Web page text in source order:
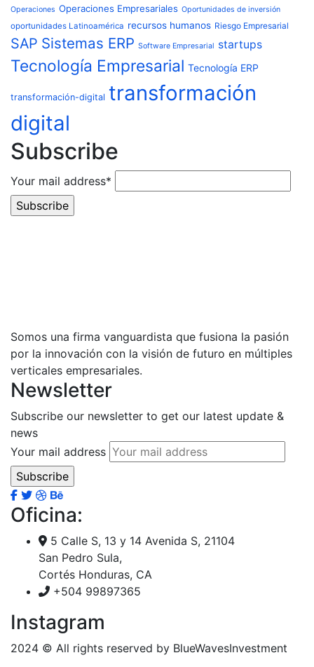
Operaciones Operaciones Empresariales Oportunidades de inversión
oportunidades Latinoamérica recursos humanos Riesgo Empresarial
SAP Sistemas ERP Software Empresarial startups
Tecnología Empresarial Tecnología ERP
transformación-digital transformación
digital
Subscribe
Your mail address*
Somos una firma vanguardista que fusiona la pasión
por la innovación con la visión de futuro en múltiples
verticales empresariales.
Newsletter
Subscribe our newsletter to get our latest update &
news
Your mail address
Oficina:
5 Calle S, 13 y 14 Avenida S, 21104
San Pedro Sula,
Cortés Honduras, CA
+504 99897365
Instagram
2024 © All rights reserved by BlueWavesInvestment